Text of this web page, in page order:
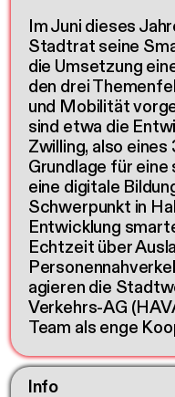
Im Juni dieses
Stadtrat seine
die Umsetzung
den drei
und Mobilität
sind etwa die
Zwilling, also
Grundlage für
eine digitale
Schwerpunkt in
Entwicklung
Echtzeit über
agieren die
Verkehrs-AG
Team als enge
Info